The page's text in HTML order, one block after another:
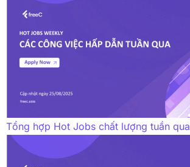
Tổng hợp Hot Jobs chất lượng tuần qua